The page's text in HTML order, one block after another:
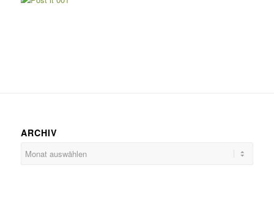
ARCHIV